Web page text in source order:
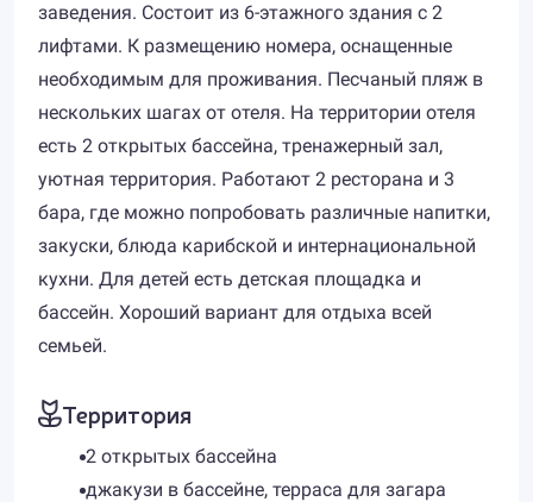
заведения. Состоит из 6-этажного здания с 2
лифтами. К размещению номера, оснащенные
необходимым для проживания. Песчаный пляж в
нескольких шагах от отеля. На территории отеля
есть 2 открытых бассейна, тренажерный зал,
уютная территория. Работают 2 ресторана и 3
бара, где можно попробовать различные напитки,
закуски, блюда карибской и интернациональной
кухни. Для детей есть детская площадка и
бассейн. Хороший вариант для отдыха всей
семьей.
Территория
2 открытых бассейна
джакузи в бассейне, терраса для загара